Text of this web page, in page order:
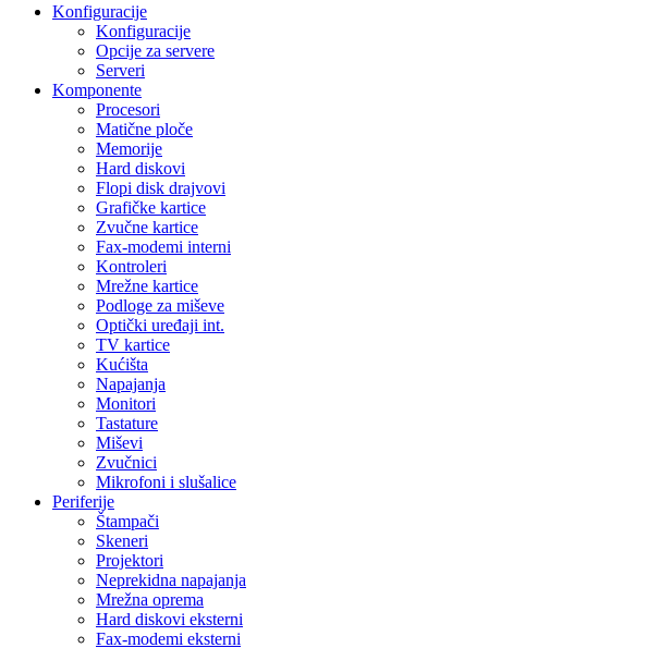
Konfiguracije
Konfiguracije
Opcije za servere
Serveri
Komponente
Procesori
Matične ploče
Memorije
Hard diskovi
Flopi disk drajvovi
Grafičke kartice
Zvučne kartice
Fax-modemi interni
Kontroleri
Mrežne kartice
Podloge za miševe
Optički uređaji int.
TV kartice
Kućišta
Napajanja
Monitori
Tastature
Miševi
Zvučnici
Mikrofoni i slušalice
Periferije
Štampači
Skeneri
Projektori
Neprekidna napajanja
Mrežna oprema
Hard diskovi eksterni
Fax-modemi eksterni